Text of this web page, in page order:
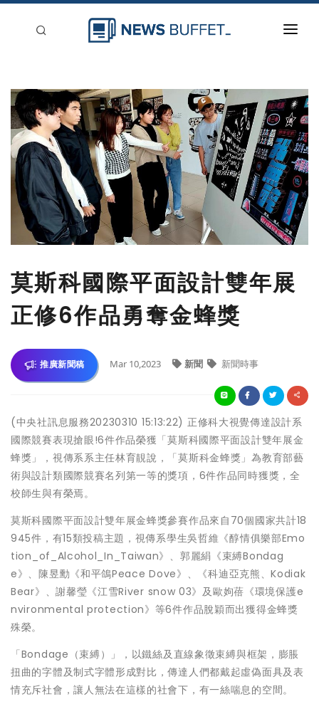
新聞稿分類
登入
刊登
莫斯科國際平面設計雙年展
正修6作品勇奪金蜂獎
推廣新聞稿 Mar 10,2023 新聞 新聞時事
(中央社訊息服務20230310 15:13:22) 正修科大視覺傳達設計系
國際競賽表現搶眼!6件作品榮獲「莫斯科國際平面設計雙年展金
蜂獎」，視傳系系主任林育靚說，「莫斯科金蜂獎」為教育部藝
術與設計類國際競賽名列第一等的獎項，6件作品同時獲獎，全
校師生與有榮焉。
莫斯科國際平面設計雙年展金蜂獎參賽作品來自70個國家共計18
945件，有15類投稿主題，視傳系學生吳哲維《醇情俱樂部Emo
tion_of_Alcohol_In_Taiwan》、郭麗絹《束縛Bondag
e》、陳昱勳《和平鴿Peace Dove》、《科迪亞克熊、Kodiak
Bear》、謝馨瑩《江雪River snow 03》及歐姁蓓《環境保護e
nvironmental protection》等6件作品脫穎而出獲得金蜂獎
殊榮。
「Bondage（束縛）」，以鐵絲及直線象徵束縛與框架，膨脹
扭曲的字體及制式字體形成對比，傳達人們都戴起虛偽面具及表
情充斥社會，讓人無法在這樣的社會下，有一絲喘息的空間。